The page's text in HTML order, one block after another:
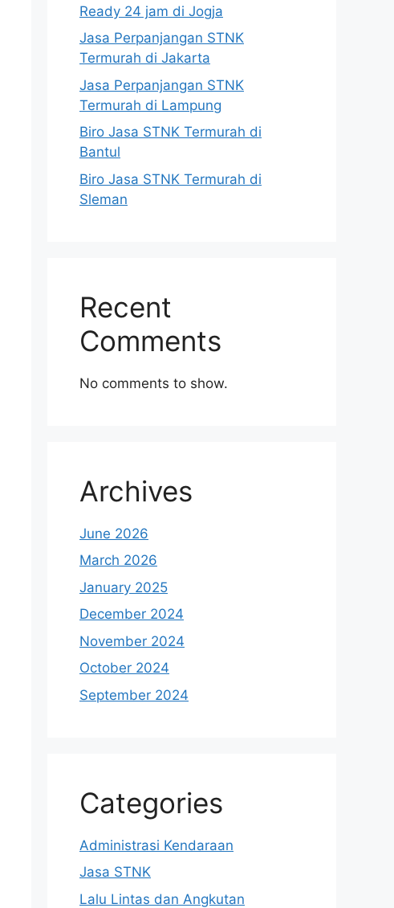
Ready 24 jam di Jogja
Jasa Perpanjangan STNK
Termurah di Jakarta
Jasa Perpanjangan STNK
Termurah di Lampung
Biro Jasa STNK Termurah di
Bantul
Biro Jasa STNK Termurah di
Sleman
Recent
Comments
No comments to show.
Archives
June 2026
March 2026
January 2025
December 2024
November 2024
October 2024
September 2024
Categories
Administrasi Kendaraan
Jasa STNK
Lalu Lintas dan Angkutan